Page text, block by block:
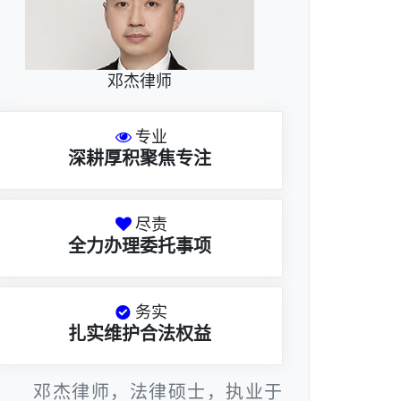
邓杰律师
专业
深耕厚积聚焦专注
尽责
全力办理委托事项
务实
扎实维护合法权益
邓杰律师，法律硕士，执业于